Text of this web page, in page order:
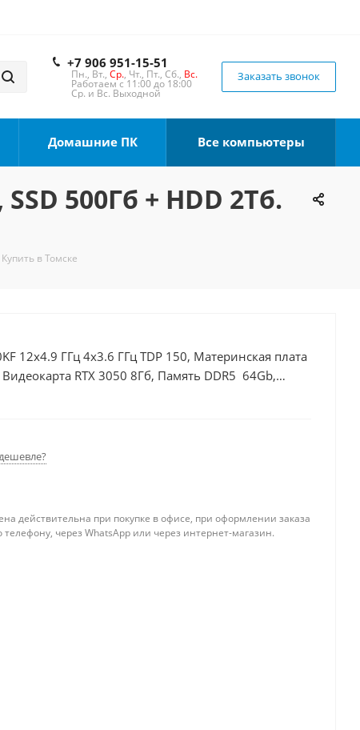
+7 906 951-15-51
Пн., Вт., Ср., Чт., Пт., Сб., Вс.
Работаем с 11:00 до 18:00
Ср. и Вс. Выходной
Заказать звонок
Домашние ПК Все компьютеры
500Гб + HDD 2Тб.
в Томске
12x4.9 ГГц 4x3.6 ГГц TDP 150, Материнская плата
RTX 3050 8Гб, Память DDR5 64Gb,
600Вт
действительна при покупке в офисе, при оформлении заказа
телефону, через WhatsApp или через интернет-магазин.